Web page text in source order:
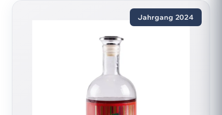
Jahrgang 2024